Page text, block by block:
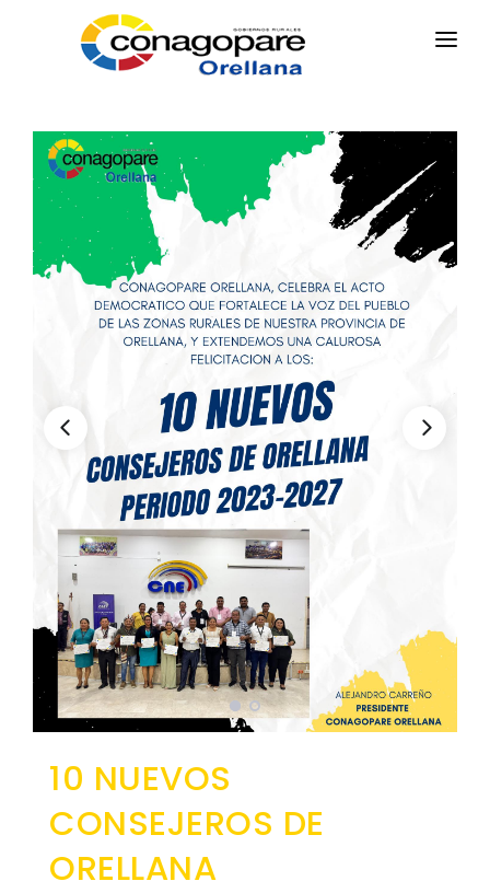
PARROQUIAS
INSTITUCIÓN
TRANSPARENCIA
EJECUCIÓN Y PRESUPUESTO
GESTIÓN ADMINISTRATIVA
Plan Anual Contratación - PAC
Plan Operativo Anual - POA
Gestión Institucional
Capacitaciones y talleres
EJECUCIÓN PRESUPUESTARIA
Información Presupuestaria
Procesos de contratación
SOPORTE INSTITUCIONAL
Registro oficiales de creación parroquiales
APLICATIVOS
10 NUEVOS
CONSEJEROS DE
ORELLANA